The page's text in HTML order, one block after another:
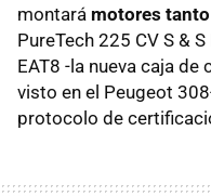
montará motores
PureTech 225 CV S &
EAT8 -la nueva caja
visto en el Peugeot
protocolo de